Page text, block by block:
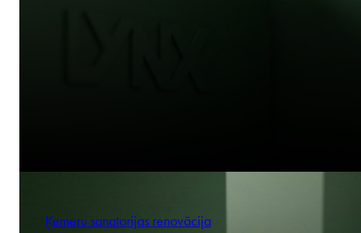
Ķemeru sanatorijas renovācija